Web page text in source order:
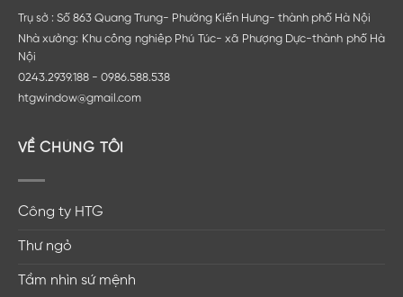
Trụ sở : Số 863 Quang Trung- Phường Kiến Hưng- thành phố Hà Nội
Nhà xưởng: Khu công nghiêp Phú Túc- xã Phượng Dực-thành phố Hà
Nội
0243.2939.188 - 0986.588.538
htgwindow@gmail.com
VỀ CHÚNG TÔI
Công ty HTG
Thư ngỏ
Tầm nhìn sứ mệnh